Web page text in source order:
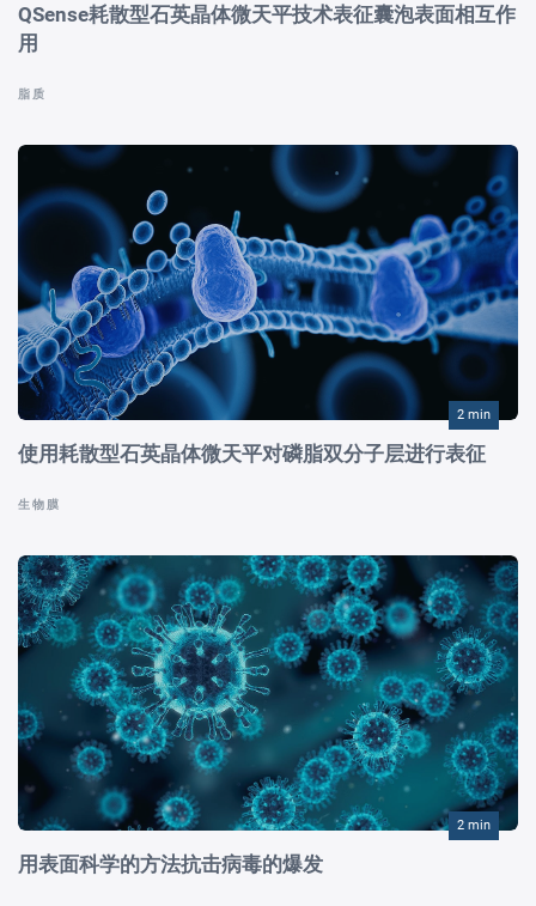
QSense耗散型石英晶体微天平技术表征囊泡表面相互作
用
脂质
2 min
使用耗散型石英晶体微天平对磷脂双分子层进行表征
生物膜
2 min
用表面科学的方法抗击病毒的爆发